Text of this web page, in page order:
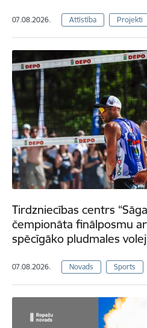
07.08.2026. Attīstība Projekti
Tirdzniecības centrs
čempionāta finālposmu
spēcīgāko pludmales
07.08.2026. Novads Sports